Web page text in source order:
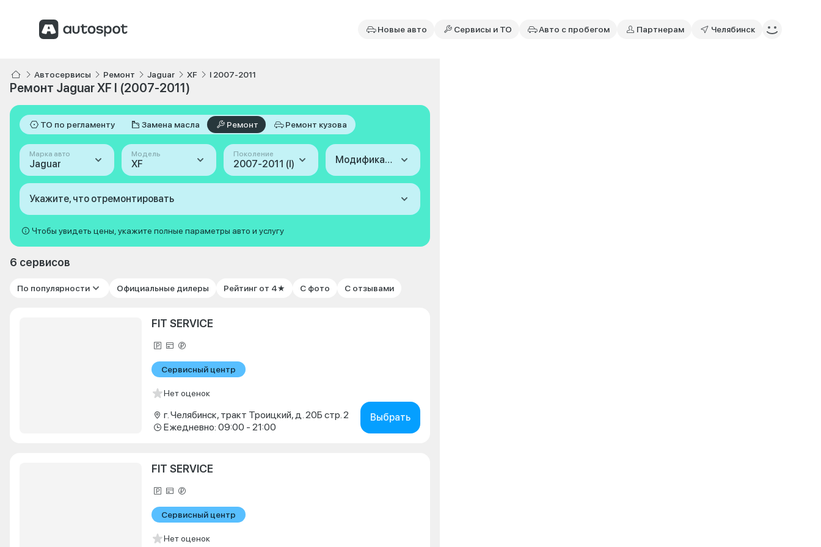
Новые авто Сервисы и ТО Авто с пробегом Партнерам Челябинск
Автосервисы Ремонт Jaguar XF I 2007-2011
Ремонт Jaguar XF I (2007-2011)
ТО по регламенту Замена масла Ремонт Ремонт кузова
Марка авто
Jaguar
Модель
XF
Поколение
2007-2011 (I) Модификация
Укажите, что отремонтировать
Чтобы увидеть цены, укажите полные параметры авто и услугу
6 сервисов
По популярности Официальные дилеры Рейтинг от 4★ С фото С отзывами
FIT SERVICE
Сервисный центр
Нет оценок
г. Челябинск, тракт Троицкий, д. 20Б стр. 2
Ежедневно: 09:00 - 21:00
Выбрать
FIT SERVICE
Сервисный центр
Нет оценок